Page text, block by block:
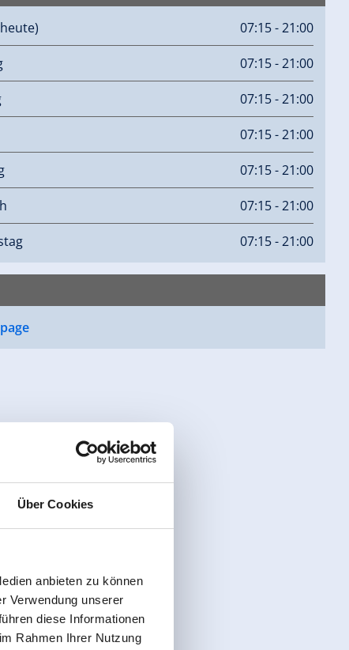
Über Cookies
anbieten zu können
Verwendung unserer
diese Informationen
Rahmen Ihrer Nutzung
07:15 - 21:00
07:15 - 21:00
07:15 - 21:00
07:15 - 21:00
07:15 - 21:00
07:15 - 21:00
07:15 - 21:00